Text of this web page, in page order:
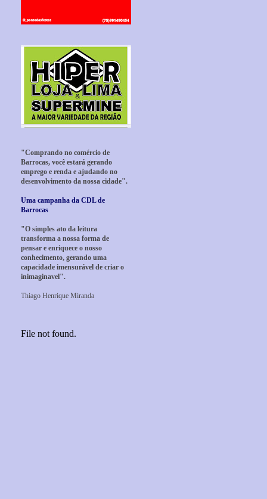
"Comprando no comércio de
Barrocas, você estará gerando
emprego e renda e ajudando no
desenvolvimento da nossa cidade".
Uma campanha da CDL de
Barrocas
"O simples ato da leitura
transforma a nossa forma de
pensar e enriquece o nosso
conhecimento, gerando uma
capacidade imensurável de criar o
inimaginavel".
Thiago Henrique Miranda